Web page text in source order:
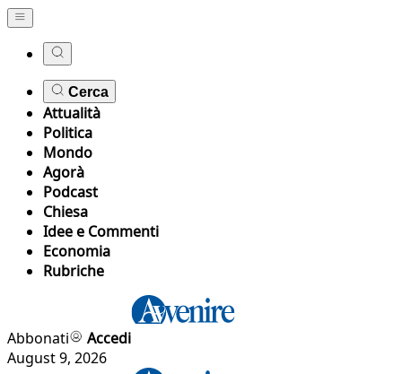
Cerca
Attualità
Politica
Mondo
Agorà
Podcast
Chiesa
Idee e Commenti
Economia
Rubriche
Abbonati
Accedi
August 9, 2026